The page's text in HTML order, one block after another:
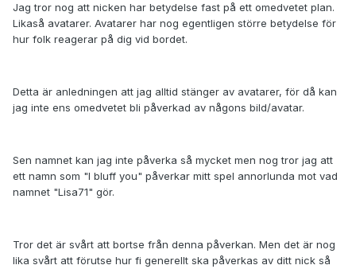
Jag tror nog att nicken har betydelse fast på ett omedvetet plan.
Likaså avatarer. Avatarer har nog egentligen större betydelse för
hur folk reagerar på dig vid bordet.
Detta är anledningen att jag alltid stänger av avatarer, för då kan
jag inte ens omedvetet bli påverkad av någons bild/avatar.
Sen namnet kan jag inte påverka så mycket men nog tror jag att
ett namn som "I bluff you" påverkar mitt spel annorlunda mot vad
namnet "Lisa71" gör.
Tror det är svårt att bortse från denna påverkan. Men det är nog
lika svårt att förutse hur fi generellt ska påverkas av ditt nick så